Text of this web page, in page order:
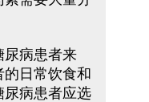
尿病患者来
日常饮食和
尿病患者应选